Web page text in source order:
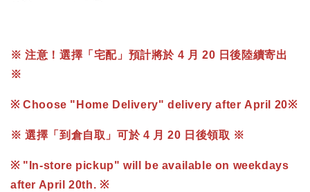
※ 注意！選擇「宅配」預計將於 4 月 20 日後陸續寄出
※
※ Choose "Home Delivery" delivery after April 20※
※ 選擇「到倉自取」可於 4 月 20 日後領取 ※
※ "In-store pickup" will be available on weekdays
after April 20th. ※